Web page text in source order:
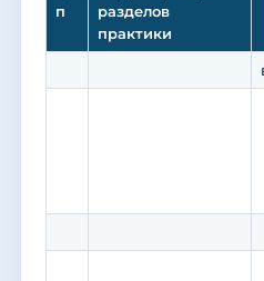
п
разделов
практики